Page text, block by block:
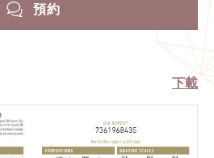
預約
下載